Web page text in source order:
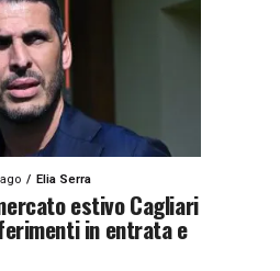
Elia Serra
estivo Cagliari
in entrata e